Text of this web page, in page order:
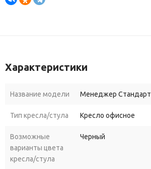
Характеристики
Название модели Менеджер Стандарт
Тип кресла/стула Кресло офисное
Возможные
варианты цвета
кресла/стула
Черный